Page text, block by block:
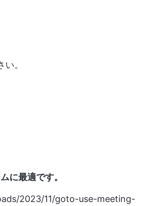
。
に最適です。
2023/11/goto-use-meeting-